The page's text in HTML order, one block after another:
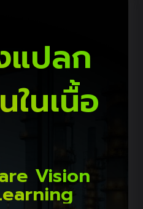
แปลก
นเนื้อ
Vision